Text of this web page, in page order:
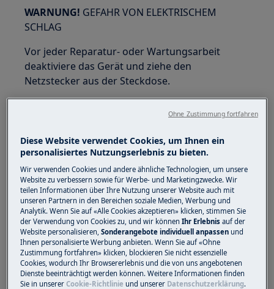
WARNUNG! GEFAHR VON ELEKTRISCHEM
SCHLAG
Vor jeder Reparatur- oder Wartungsarbeit
deaktiviere das Gerät und ziehe den
Netzstecker aus der Steckdose.
ACHTUNG!VERLETZUNGSGEFAHR
Diese Website verwendet Cookies, um Ihnen ein
personalisiertes Nutzungserlebnis zu bieten.
Wir verwenden Cookies und andere ähnliche Technologien, um unsere
Website zu verbessern sowie für Werbe- und Marketingzwecke. Wir
teilen Informationen über Ihre Nutzung unserer Website auch mit
unseren Partnern in den Bereichen soziale Medien, Werbung und
Analytik. Wenn Sie auf «Alle Cookies akzeptieren» klicken, stimmen Sie
der Verwendung von Cookies zu, und wir könnenIhr Erlebnisauf der
Website personalisieren,Sonderangebote individuell anpassen und
Ihnen personalisierte Werbung anbieten. Wenn Sie auf «Ohne
Zustimmung fortfahren» klicken, blockieren Sie nicht essenzielle
Cookies, wodurch Ihr Browsererlebnis und die von uns angebotenen
Dienste beeinträchtigt werden können. Weitere Informationen finden
Sie in unsererCookie-Richtlinie und unserer Datenschutzerklärung.
Ohne Zustimmung fortfahren